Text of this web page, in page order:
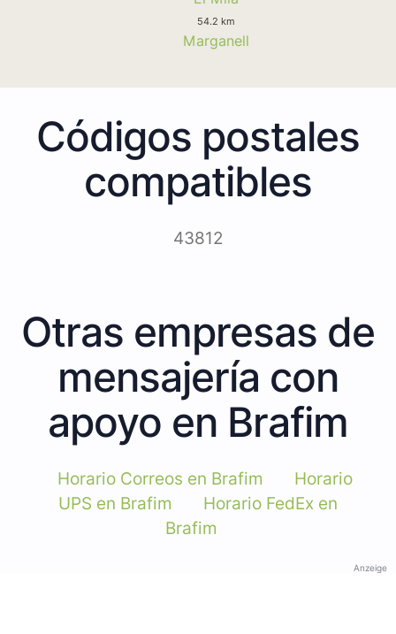
54.2 km
Marganell
Códigos postales
compatibles
43812
Otras empresas de
mensajería con
apoyo en Brafim
Horario Correos en Brafim
Horario
UPS en Brafim
Horario FedEx en
Brafim
Anzeige